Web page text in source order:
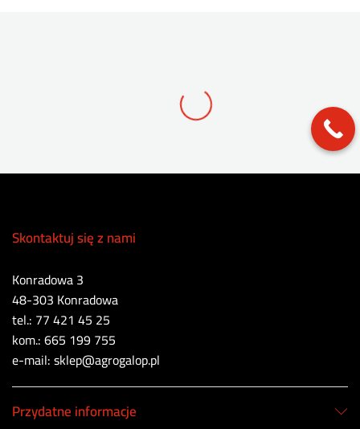
Skontaktuj się z nami
Konradowa 3
48-303 Konradowa
tel.: 77 421 45 25
kom.: 665 199 755
e-mail: sklep@agrogalop.pl
Przydatne informacje